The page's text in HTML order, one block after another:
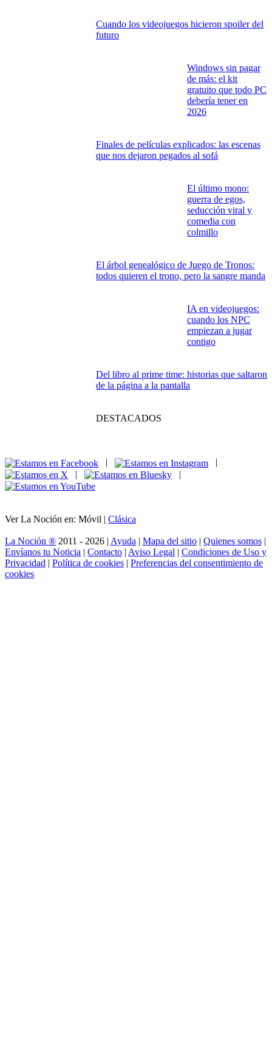
Cuando los videojuegos hicieron spoiler del
futuro
Windows sin pagar
de más: el kit
gratuito que todo PC
debería tener en
2026
Finales de películas explicados: las escenas
que nos dejaron pegados al sofá
El último mono:
guerra de egos,
seducción viral y
comedia con
colmillo
El árbol genealógico de Juego de Tronos:
todos quieren el trono, pero la sangre manda
IA en videojuegos:
cuando los NPC
empiezan a jugar
contigo
Del libro al prime time: historias que saltaron
de la página a la pantalla
DESTACADOS
|
|
Ver La Noción en: Móvil | Clásica
La Noción ® 2011 - 2026 | Ayuda Mapa del sitio Quienes somos
Envíanos tu Noticia
Contacto Aviso Legal
Condiciones de Uso y
Privacidad
Política de cookies
Preferencias del consentimiento de
cookies